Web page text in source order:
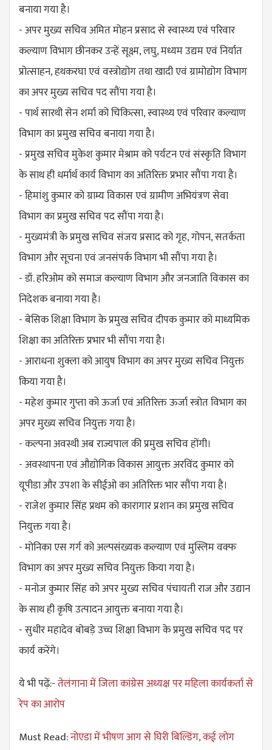
बनाया गया है।
- अपर मुख्य सचिव अमित मोहन प्रसाद से स्वास्थ्य एवं परिवार
कल्याण विभाग छीनकर उन्हें सूक्ष्म, लघु, मध्यम उद्यम एवं निर्यात
प्रोत्साहन, हथकरघा एवं वस्त्रोद्योग तथा खादी एवं ग्रामोद्योग विभाग
का अपर मुख्य सचिव पद सौंपा गया है।
- पार्थ सारथी सेन शर्मा को चिकित्सा, स्वास्थ्य एवं परिवार कल्याण
विभाग का प्रमुख सचिव बनाया गया है।
- प्रमुख सचिव मुकेश कुमार मेश्राम को पर्यटन एवं संस्कृति विभाग
के साथ ही धर्मार्थ कार्य विभाग का अतिरिक्त प्रभार सौंपा गया है।
- हिमांशु कुमार को ग्राम्य विकास एवं ग्रामीण अभियंत्रण सेवा
विभाग का प्रमुख सचिव पद सौंपा गया है।
- मुख्यमंत्री के प्रमुख सचिव संजय प्रसाद को गृह, गोपन, सतर्कता
विभाग और सूचना एवं जनसंपर्क विभाग भी सौंपा गया है।
- डॉ. हरिओम को समाज कल्याण विभाग और जनजाति विकास का
निदेशक बनाया गया है।
- बेसिक शिक्षा विभाग के प्रमुख सचिव दीपक कुमार को माध्यमिक
शिक्षा का अतिरिक्त प्रभार भी सौंपा गया है।
- आराधना शुक्ला को आयुष विभाग का अपर मुख्य सचिव नियुक्त
किया गया है।
- महेश कुमार गुप्ता को ऊर्जा एवं अतिरिक्त ऊर्जा स्त्रोत विभाग का
अपर मुख्य सचिव नियुक्त गया है।
- कल्पना अवस्थी अब राज्यपाल की प्रमुख सचिव होंगी।
- अवस्थापना एवं औद्योगिक विकास आयुक्त अरविंद कुमार को
यूपीडा और उपशा के सीईओ का अतिरिक्त भार सौंपा गया है।
- राजेश कुमार सिंह प्रथम को कारागार प्रशान का प्रमुख सचिव
नियुक्त गया है।
- मोनिका एस गर्ग को अल्पसंख्यक कल्याण एवं मुस्लिम वक्फ
विभाग का अपर मुख्य सचिव नियुक्त किया गया है।
- मनोज कुमार सिंह को अपर मुख्य सचिव पंचायती राज और उद्यान
के साथ ही कृषि उत्पादन आयुक्त बनाया गया है।
- सुधीर महादेव बोबड़े उच्च शिक्षा विभाग के प्रमुख सचिव पद पर
कार्य करेंगे।
ये भी पढ़ें:-तेलंगाना में जिला कांग्रेस अध्यक्ष पर महिला कार्यकर्ता से
रेप का आरोप
Must Read:नोएडा में भीषण आग से घिरी बिल्डिंग, कई लोग